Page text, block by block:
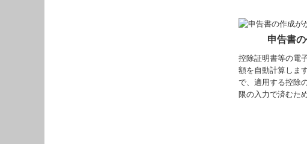
申告書
控除証明書等の電
額を自動計算しま
で、適用する控除
限の入力で済むた